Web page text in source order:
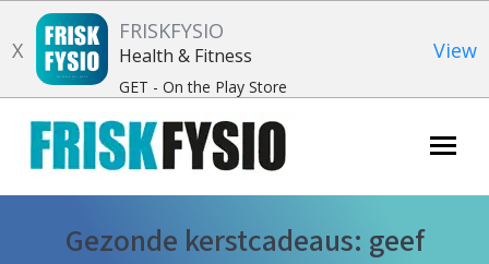
X
FRISKFYSIO
Health & Fitness
GET - On the Play Store
View
Gezonde kerstcadeaus: geef